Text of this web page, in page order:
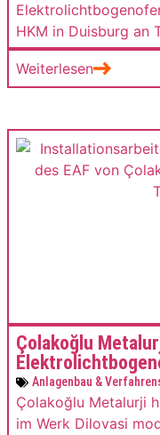
HKM in Duisburg an
geplante Anlage
Weiterlesen
Çolakoğlu
Anlagenbau &
Çolakoğlu Metalurji
im Werk Dilovasi